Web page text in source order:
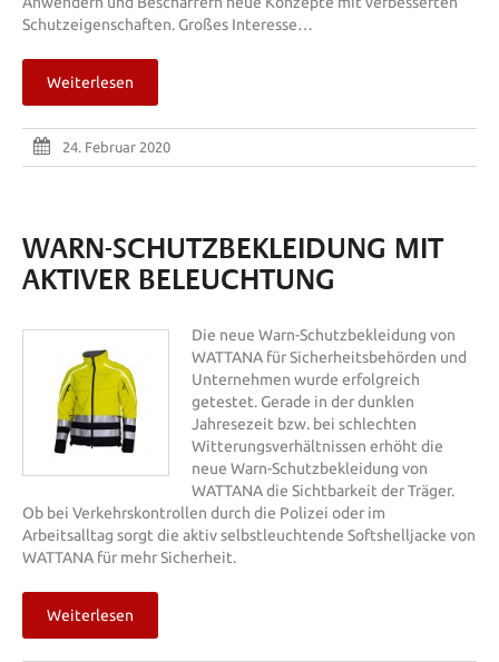
Schutzeigenschaften. Großes Interesse…
Weiterlesen
24. Februar 2020
WARN-SCHUTZBEKLEIDUNG MIT
AKTIVER BELEUCHTUNG
Die neue Warn-Schutzbekleidung von
WATTANA für Sicherheitsbehörden und
Unternehmen wurde erfolgreich
getestet. Gerade in der dunklen
Jahresezeit bzw. bei schlechten
Witterungsverhältnissen erhöht die
neue Warn-Schutzbekleidung von
WATTANA die Sichtbarkeit der Träger.
Ob bei Verkehrskontrollen durch die Polizei oder im
Arbeitsalltag sorgt die aktiv selbstleuchtende Softshelljacke von
WATTANA für mehr Sicherheit.
Weiterlesen